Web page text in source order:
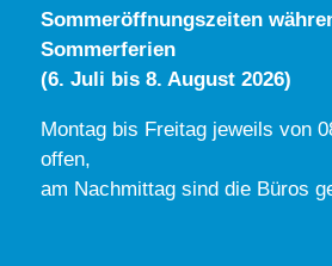
Sommeröffnungszeiten
Sommerferien
(6. Juli bis 8. August 2026)
Montag bis Freitag jeweils von
offen,
am Nachmittag sind die Büros